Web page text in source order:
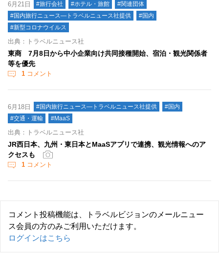
6月21日 #旅行会社 #ホテル・旅館
#関連団体
#国内旅行ニュース―トラベルニュース社提供
#国内
#新型コロナウイルス
出典：トラベルニュース社
東商 7月8日から中小企業向け共同接種開始、宿泊・観光関係者
等を優先
1 コメント
6月18日 #国内旅行ニュース―トラベルニュース社提供
#国内
#交通・運輸
#MaaS
出典：トラベルニュース社
JR西日本、九州・東日本とMaaSアプリで連携、観光情報へのア
クセスも
1 コメント
コメント投稿機能は、トラベルビジョンのメールニュー
ス会員の方のみご利用いただけます。
ログインはこちら